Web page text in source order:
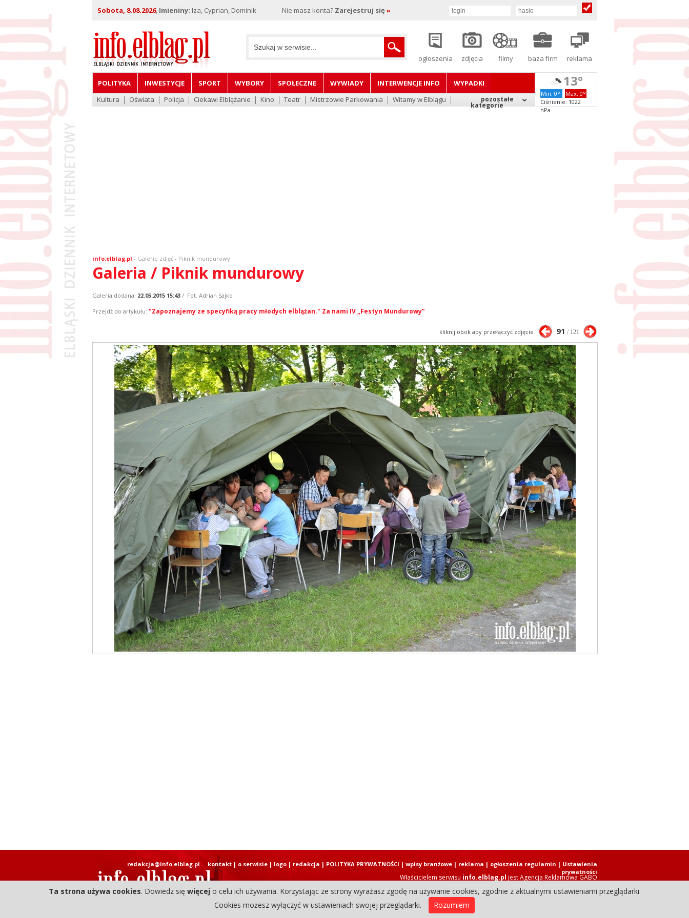
Sobota, 8.08.2026, Imieniny: Iza, Cyprian, Dominik Nie masz konta? Zarejestruj się »
ogłoszenia zdjęcia filmy baza firm reklama
POLITYKA INWESTYCJE SPORT WYBORY SPOŁECZNE WYWIADY INTERWENCJE INFO
WYPADKI
Kultura
Oświata Policja Ciekawi Elblążanie Kino Teatr Mistrzowie Parkowania Witamy w Elblągu pozostałe
kategorie
13°
Min. 0°
Max. 0°
Ciśnienie: 1022
hPa
info.elblag.pl - Galerie zdjęć- Piknik mundurowy
Galeria / Piknik mundurowy
Galeria dodana: 22.05.2015 15:43/ Fot. Adrian Sajko
Przejdź do artykułu: "Zapoznajemy ze specyfiką pracy młodych elblążan." Za nami IV „Festyn Mundurowy”
kliknij obok aby przełączyć zdjęcie 91 / 121
Właścicielem serwisu info.elblag.pl jestAgencja Reklamowa GABO
Copyright © 2004-2026 Elbląski Dziennik Internetowy. Wszystkie prawa zastrzeżone.
redakcja@info.elblag.pl kontakt| o serwisie| logo| redakcja | POLITYKA PRYWATNOŚCI | wpisy branżowe| reklama | ogłoszenia regulamin | Ustawienia
prywatności
Ta strona używa cookies. Dowiedz się więcej o celu ich używania. Korzystając ze strony wyrażasz zgodę na używanie cookies, zgodnie z aktualnymi ustawieniami przeglądarki.
Cookies możesz wyłączyć w ustawieniach swojej przeglądarki.
Rozumiem